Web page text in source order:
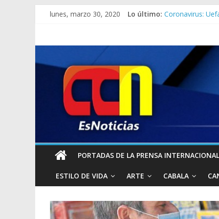
lunes, marzo 30, 2020 Lo último: Coronavirus:
Otra versión
OMS pide a
PORTADAS DE LA PRENSA
ESTILO DE VIDA ARTE CABALA